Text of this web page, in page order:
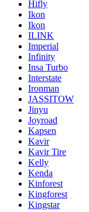
Hifly
Ikon
Ikon
ILINK
Imperial
Infinity
Insa Turbo
Interstate
Ironman
JASSITOW
Jinyu
Joyroad
Kapsen
Kavir
Kavir Tire
Kelly
Kenda
Kinforest
Kingforest
Kingstar